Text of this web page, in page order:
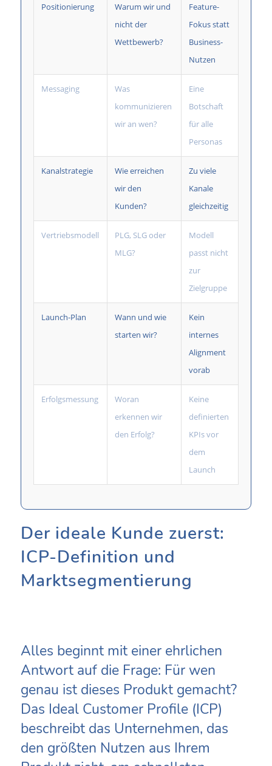
Positionierung
Warum wir und
nicht der
Wettbewerb?
Feature-
Fokus statt
Business-
Nutzen
Messaging
Was
kommunizieren
wir an wen?
Eine
Botschaft
für alle
Personas
Kanalstrategie
Wie erreichen
wir den
Kunden?
Zu viele
Kanale
gleichzeitig
Vertriebsmodell
PLG, SLG oder
MLG?
Modell
passt nicht
zur
Zielgruppe
Launch-Plan
Wann und wie
starten wir?
Kein
internes
Alignment
vorab
Erfolgsmessung
Woran
erkennen wir
den Erfolg?
Keine
definierten
KPIs vor
dem
Launch
Der ideale Kunde zuerst:
ICP-Definition und
Marktsegmentierung
Alles beginnt mit einer ehrlichen
Antwort auf die Frage: Für wen
genau ist dieses Produkt gemacht?
Das Ideal Customer Profile (ICP)
beschreibt das Unternehmen, das
den größten Nutzen aus Ihrem